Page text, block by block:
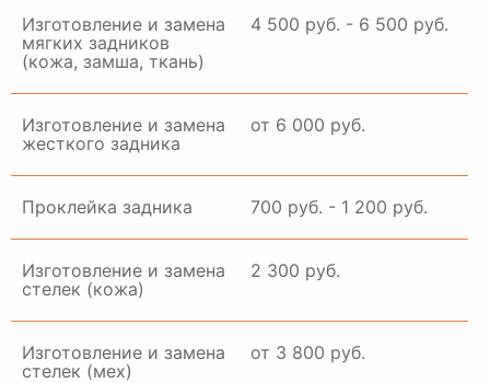
Изготовление и замена
мягких задников
(кожа, замша, ткань)
4 500 руб. - 6 500 руб.
Изготовление и замена
жесткого задника
от 6 000 руб.
Проклейка задника 700 руб. - 1 200 руб.
Изготовление и замена
стелек (кожа)
2 300 руб.
Изготовление и замена
стелек (мех)
от 3 800 руб.